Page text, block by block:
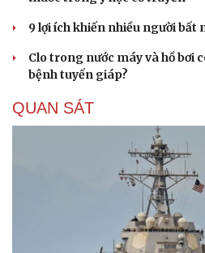
9 lợi ích khiến nhiều người bất
Clo trong nước máy và hồ bơi
bệnh tuyến giáp?
QUAN SÁT